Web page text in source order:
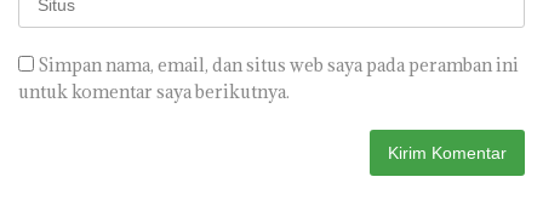
Simpan nama, email, dan situs web saya pada peramban ini
untuk komentar saya berikutnya.